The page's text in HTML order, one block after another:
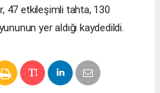
47 etkileşimli tahta, 130
yer aldığı kaydedildi.